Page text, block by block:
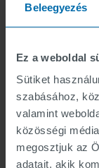
Beleegyezés
Ez a weboldal
Sütiket
szabásához,
valamint
közösségi
megosztjuk az
adatait, akik
Megfelel